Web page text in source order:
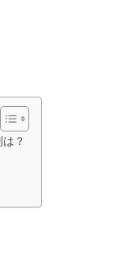
？